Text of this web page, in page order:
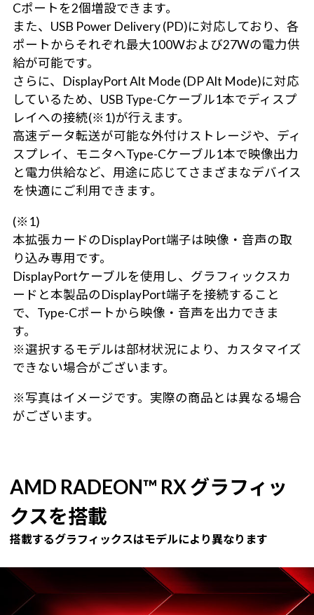
Cポートを2個増設できます。
また、USB Power Delivery (PD)に対応しており、各
ポートからそれぞれ最大100Wおよび27Wの電力供
給が可能です。
さらに、DisplayPort Alt Mode (DP Alt Mode)に対応
しているため、USB Type-Cケーブル1本でディスプ
レイへの接続(※1)が行えます。
高速データ転送が可能な外付けストレージや、ディ
スプレイ、モニタへType-Cケーブル1本で映像出力
と電力供給など、用途に応じてさまざまなデバイス
を快適にご利用できます。
(※1)
本拡張カードのDisplayPort端子は映像・音声の取
り込み専用です。
DisplayPortケーブルを使用し、グラフィックスカ
ードと本製品のDisplayPort端子を接続すること
で、Type-Cポートから映像・音声を出力できま
す。
※選択するモデルは部材状況により、カスタマイズ
できない場合がございます。
※写真はイメージです。実際の商品とは異なる場合
がございます。
AMD RADEON™ RX グラフィッ
クスを搭載
搭載するグラフィックスはモデルにより異なります